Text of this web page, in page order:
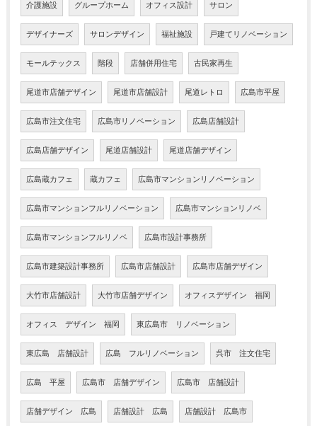
介護施設 グループホーム オフィス設計 サロン
デザイナーズ サロンデザイン 福祉施設 戸建てリノベーション
モールテックス 階段 店舗併用住宅 古民家再生
尾道市店舗デザイン 尾道市店舗設計 尾道レトロ 広島市平屋
広島市注文住宅 広島市リノベーション 広島店舗設計
広島店舗デザイン 尾道店舗設計 尾道店舗デザイン
広島蔵カフェ 蔵カフェ 広島市マンションリノベーション
広島市マンションフルリノベーション 広島市マンションリノベ
広島市マンションフルリノベ 広島市設計事務所
広島市建築設計事務所 広島市店舗設計 広島市店舗デザイン
大竹市店舗設計 大竹市店舗デザイン オフィスデザイン 福岡
オフィス デザイン 福岡 東広島市 リノベーション
東広島 店舗設計 広島 フルリノベーション 呉市 注文住宅
広島 平屋 広島市 店舗デザイン 広島市 店舗設計
店舗デザイン 広島 店舗設計 広島 店舗設計 広島市